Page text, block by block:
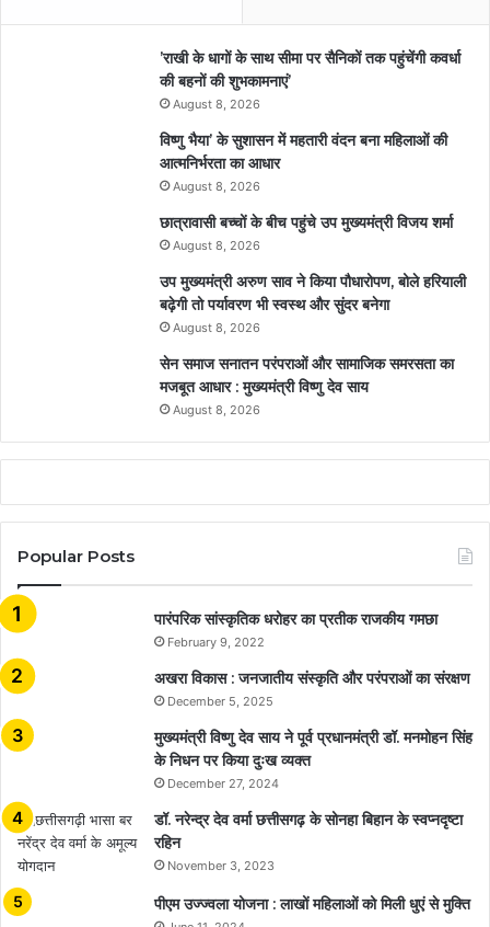
’राखी के धागों के साथ सीमा पर सैनिकों तक पहुंचेंगी कवर्धा
की बहनों की शुभकामनाएं’
August 8, 2026
विष्णु भैया’ के सुशासन में महतारी वंदन बना महिलाओं की
आत्मनिर्भरता का आधार
August 8, 2026
छात्रावासी बच्चों के बीच पहुंचे उप मुख्यमंत्री विजय शर्मा
August 8, 2026
उप मुख्यमंत्री अरुण साव ने किया पौधारोपण, बोले हरियाली
बढ़ेगी तो पर्यावरण भी स्वस्थ और सुंदर बनेगा
August 8, 2026
सेन समाज सनातन परंपराओं और सामाजिक समरसता का
मजबूत आधार : मुख्यमंत्री विष्णु देव साय
August 8, 2026
Popular Posts
​​​​​​​पारंपरिक सांस्कृतिक धरोहर का प्रतीक राजकीय गमछा
February 9, 2022
अखरा विकास : जनजातीय संस्कृति और परंपराओं का संरक्षण
December 5, 2025
मुख्यमंत्री विष्णु देव साय ने पूर्व प्रधानमंत्री डॉ. मनमोहन सिंह
के निधन पर किया दुःख व्यक्त
December 27, 2024
डॉ. नरेन्द्र देव वर्मा छत्तीसगढ़ के सोनहा बिहान के स्वप्नदृष्टा
रहिन
November 3, 2023
पीएम उज्ज्वला योजना : लाखों महिलाओं को मिली धुएं से मुक्ति